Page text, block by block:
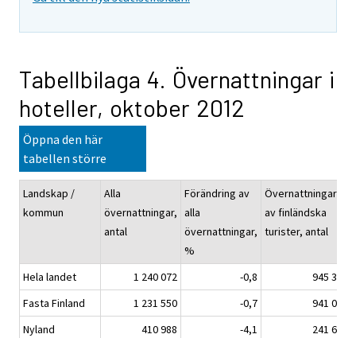
Tabellbilaga 4. Övernattningar i
hoteller, oktober 2012
Öppna den här
tabellen större
Landskap /
kommun
Alla
övernattningar,
antal
Förändring av
alla
övernattningar,
%
Övernattningarna
av finländska
turister, antal
Hela landet
1 240 072 -0,8
945 318
Fasta Finland
1 231 550 -0,7
941 026
Nyland
410 988 -4,1
241 638